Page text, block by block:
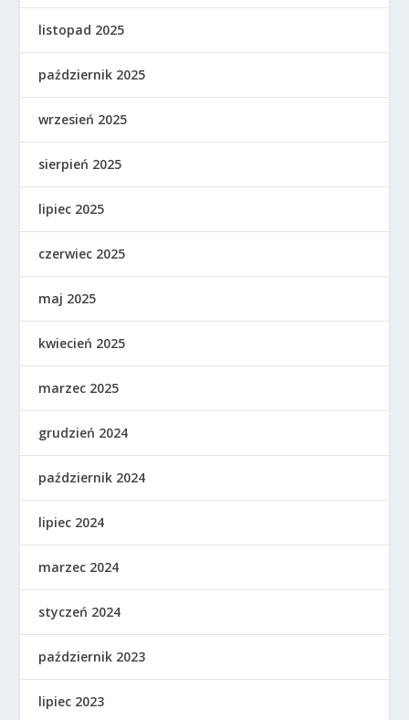
listopad 2025
październik 2025
wrzesień 2025
sierpień 2025
lipiec 2025
czerwiec 2025
maj 2025
kwiecień 2025
marzec 2025
grudzień 2024
październik 2024
lipiec 2024
marzec 2024
styczeń 2024
październik 2023
lipiec 2023